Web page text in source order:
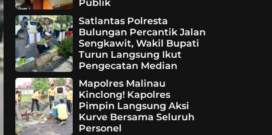
Publik
Satlantas Polresta
Bulungan Percantik Jalan
Sengkawit, Wakil Bupati
Turun Langsung Ikut
Pengecatan Median
Mapolres Malinau
Kinclong! Kapolres
Pimpin Langsung Aksi
Kurve Bersama Seluruh
Personel